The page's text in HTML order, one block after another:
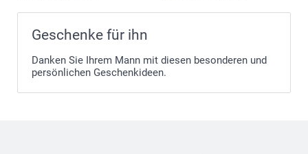
Geschenke für ihn
Danken Sie Ihrem Mann mit diesen besonderen und
persönlichen Geschenkideen.